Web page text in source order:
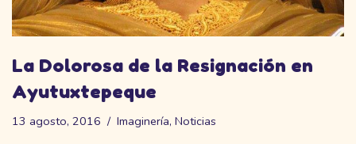
La Dolorosa de la Resignación en
Ayutuxtepeque
13 agosto, 2016 Imaginería, Noticias